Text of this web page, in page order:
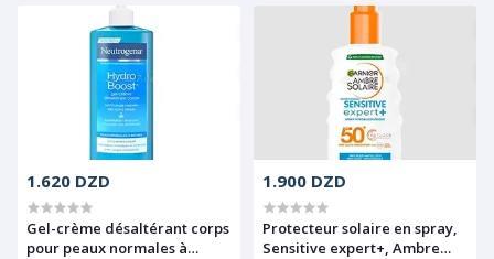
Douche soin, Dove, 500ml
1.620 DZD
Gel-crème désaltérant corps
pour peaux normales à
1.900 DZD
Protecteur solaire en spray,
Sensitive expert+, Ambre